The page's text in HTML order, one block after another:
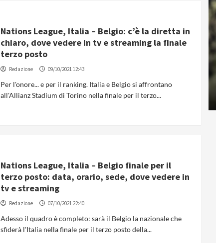
Nations League, Italia – Belgio: c’è la diretta in
chiaro, dove vedere in tv e streaming la finale
terzo posto
Redazione 09/10/2021 12:43
Per l'onore... e per il ranking. Italia e Belgio si affrontano
all'Allianz Stadium di Torino nella finale per il terzo...
Nations League, Italia – Belgio finale per il
terzo posto: data, orario, sede, dove vedere in
tv e streaming
Redazione 07/10/2021 22:40
Adesso il quadro è completo: sarà il Belgio la nazionale che
sfiderà l'Italia nella finale per il terzo posto della...